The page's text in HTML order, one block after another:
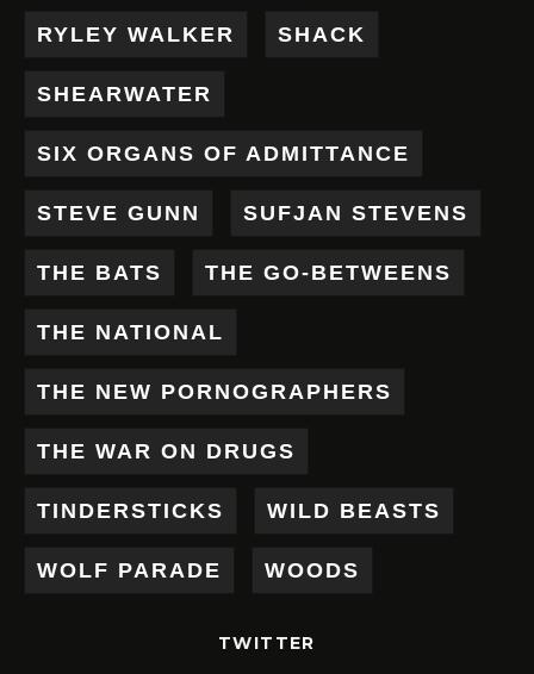
RYLEY WALKER SHACK
SHEARWATER
SIX ORGANS OF ADMITTANCE
STEVE GUNN SUFJAN STEVENS
THE BATS THE GO-BETWEENS
THE NATIONAL
THE NEW PORNOGRAPHERS
THE WAR ON DRUGS
TINDERSTICKS WILD BEASTS
WOLF PARADE WOODS
TWITTER